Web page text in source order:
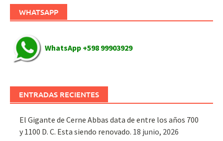
WHATSAPP
WhatsApp +598 99903929
ENTRADAS RECIENTES
El Gigante de Cerne Abbas data de entre los años 700
y 1100 D. C. Esta siendo renovado. 18 junio, 2026